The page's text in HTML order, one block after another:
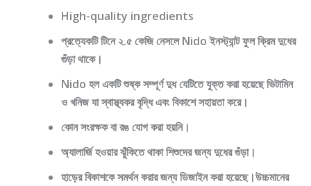
High-quality ingredients
প্রত্যেকটি টিনে ২.৫ কেজি নেসলে Nido ইনস্ট্যান্ট ফুল ক্রিম দুধের
গুঁড়া থাকে।
Nido হল একটি শুষ্ক সম্পূর্ণ দুধ যেটিতে যুক্ত করা হয়েছে ভিটামিন
ও খনিজ যা স্বাস্থ্যকর বৃদ্ধি এবং বিকাশে সহায়তা করে।
কোন সংরক্ষক বা রঙ যোগ করা হয়নি।
অ্যালার্জি হওয়ার ঝুঁকিতে থাকা শিশুদের জন্য দুধের গুঁড়া।
হাড়ের বিকাশকে সমর্থন করার জন্য ডিজাইন করা হয়েছে।উচ্চমানের